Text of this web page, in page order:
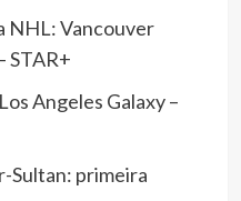
NHL: Vancouver
STAR+
Angeles Galaxy –
Sultan: primeira